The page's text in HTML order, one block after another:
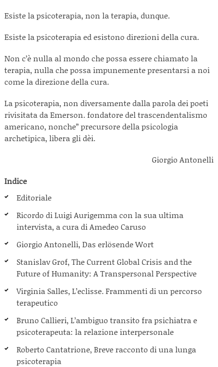
Esiste la psicoterapia, non la terapia, dunque.
Esiste la psicoterapia ed esistono direzioni della cura.
Non c’è nulla al mondo che possa essere chiamato la
terapia, nulla che possa impunemente presentarsi a noi
come la direzione della cura.
La psicoterapia, non diversamente dalla parola dei poeti
rivisitata da Emerson. fondatore del trascendentalismo
americano, nonche” precursore della psicologia
archetipica, libera gli dèi.
Giorgio Antonelli
Indice
Editoriale
Ricordo di Luigi Aurigemma con la sua ultima
intervista, a cura di Amedeo Caruso
Giorgio Antonelli, Das erlösende Wort
Stanislav Grof, The Current Global Crisis and the
Future of Humanity: A Transpersonal Perspective
Virginia Salles, L’eclisse. Frammenti di un percorso
terapeutico
Bruno Callieri, L’ambiguo transito fra psichiatra e
psicoterapeuta: la relazione interpersonale
Roberto Cantatrione, Breve racconto di una lunga
psicoterapia